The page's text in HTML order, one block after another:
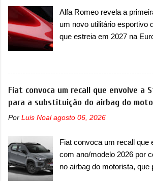
equipado com um motor
capaz de desenvolver
separou a performance
esportivo será apresentado
de 2026, ou seja,
julho e setembro (e já
o dia 30 de setembro. A
vai apresentar um
de altíssimo desempenho,
pistas" , que vai antecipar
rua do esportivo. Ao
“protótipo aprimorado” que
para "div...
Alfa Romeo revela a
um novo utilitário esportivo
que estreia em 2027 na
imagem teaser de um
da marca italiana, previsto
meados de 2027. O novo
nome ou se é uma nova
existente, o que poderia
apenas que o novo modelo
foi confirmado durante a
Nacional da Indústria
pelo Ministério dos
Fiat convoca um recall que envolve a
para a substituição do airbag do
Por Luis Noal agosto 06, 2026
Fiat convoca um recall que
com ano/modelo 2026 por
no airbag do motorista, que